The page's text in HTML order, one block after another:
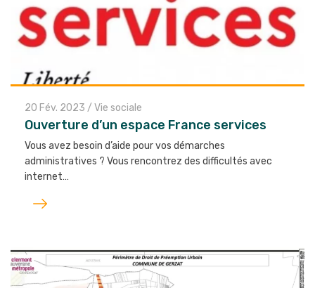
20 Fév. 2023 / Vie sociale
Ouverture d’un espace France services
Vous avez besoin d’aide pour vos démarches
administratives ? Vous rencontrez des difficultés avec
internet…
Lire
l'article